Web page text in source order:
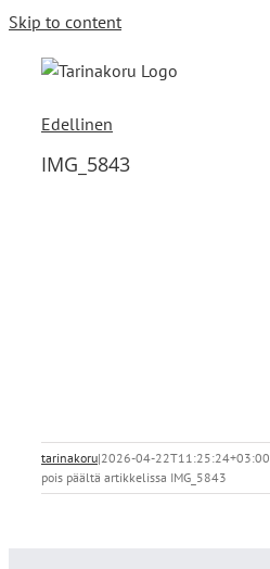
Skip to content
Edellinen
IMG_5843
tarinakoru|2026-04-22T11:25:24+03:00
pois päältä artikkelissa IMG_5843